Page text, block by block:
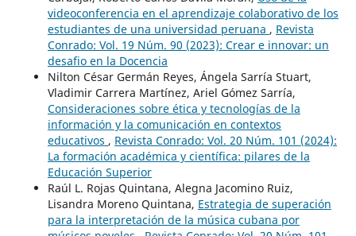
videoconferencia en el aprendizaje colaborativo de los
estudiantes de una universidad peruana , Revista
Conrado: Vol. 19 Núm. 90 (2023): Crear e innovar: un
desafio en la Docencia
Nilton César Germán Reyes, Ángela Sarría Stuart,
Vladimir Carrera Martínez, Ariel Gómez Sarría,
Consideraciones sobre ética y tecnologías de la
información y la comunicación en contextos
educativos , Revista Conrado: Vol. 20 Núm. 101 (2024):
La formación académica y científica: pilares de la
Educación Superior
Raúl L. Rojas Quintana, Alegna Jacomino Ruiz,
Lisandra Moreno Quintana, Estrategia de superación
para la interpretación de la música cubana por